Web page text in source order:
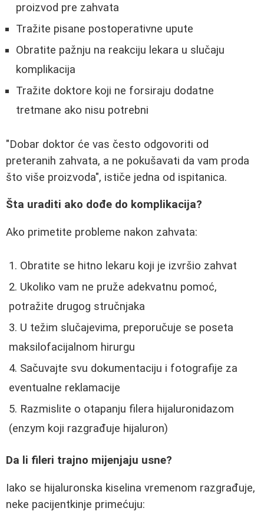
proizvod pre zahvata
Tražite pisane postoperativne upute
Obratite pažnju na reakciju lekara u slučaju
komplikacija
Tražite doktore koji ne forsiraju dodatne
tretmane ako nisu potrebni
"Dobar doktor će vas često odgovoriti od
preteranih zahvata, a ne pokušavati da vam proda
što više proizvoda", ističe jedna od ispitanica.
Šta uraditi ako dođe do komplikacija?
Ako primetite probleme nakon zahvata:
Obratite se hitno lekaru koji je izvršio zahvat
Ukoliko vam ne pruže adekvatnu pomoć,
potražite drugog stručnjaka
U težim slučajevima, preporučuje se poseta
maksilofacijalnom hirurgu
Sačuvajte svu dokumentaciju i fotografije za
eventualne reklamacije
Razmislite o otapanju filera hijaluronidazom
(enzym koji razgrađuje hijaluron)
Da li fileri trajno mijenjaju usne?
Iako se hijaluronska kiselina vremenom razgrađuje,
neke pacijentkinje primećuju: